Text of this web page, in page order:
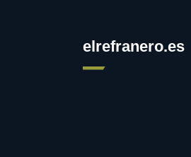
elrefranero.es